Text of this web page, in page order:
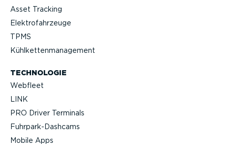
Asset Tracking
Elektro­fahr­zeuge
TPMS
Kühlket­ten­ma­nagement
TECHNOLOGIE
Webfleet
LINK
PRO Driver Terminals
Fuhrpar­k-Da­shcams
Mobile Apps